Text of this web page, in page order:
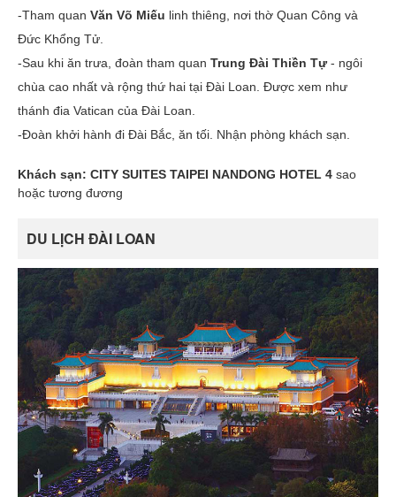
-Tham quan Văn Võ Miếu linh thiêng, nơi thờ Quan Công và
Đức Khổng Tử.
-Sau khi ăn trưa, đoàn tham quan Trung Đài Thiền Tự- ngôi
chùa cao nhất và rộng thứ hai tại Đài Loan. Được xem như
thánh đia Vatican của Đài Loan.
-Đoàn khởi hành đi Đài Bắc, ăn tối. Nhận phòng khách sạn.
Khách sạn: CITY SUITES TAIPEI NANDONG HOTEL 4 sao
hoặc tương đương
DU LỊCH ĐÀI LOAN